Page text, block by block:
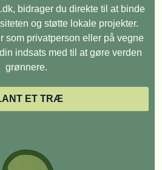
bidrager du direkte til at binde
og støtte lokale projekter.
som privatperson eller på vegne
indsats med til at gøre verden
grønnere.
ET TRÆ